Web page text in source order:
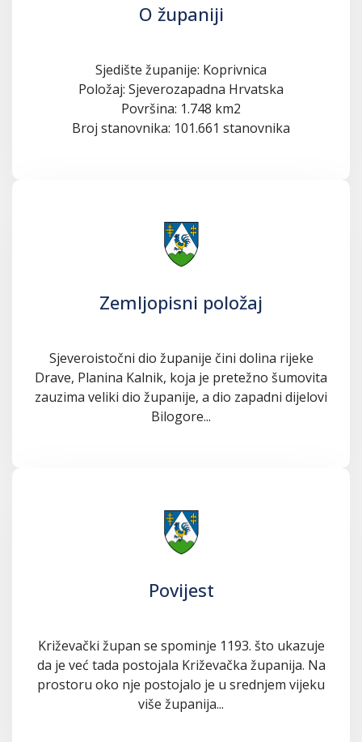
O županiji
Sjedište županije: Koprivnica
Položaj: Sjeverozapadna Hrvatska
Površina: 1.748 km2
Broj stanovnika: 101.661 stanovnika
Zemljopisni položaj
Sjeveroistočni dio županije čini dolina rijeke
Drave, Planina Kalnik, koja je pretežno šumovita
zauzima veliki dio županije, a dio zapadni dijelovi
Bilogore...
Povijest
Križevački župan se spominje 1193. što ukazuje
da je već tada postojala Križevačka županija. Na
prostoru oko nje postojalo je u srednjem vijeku
više županija...